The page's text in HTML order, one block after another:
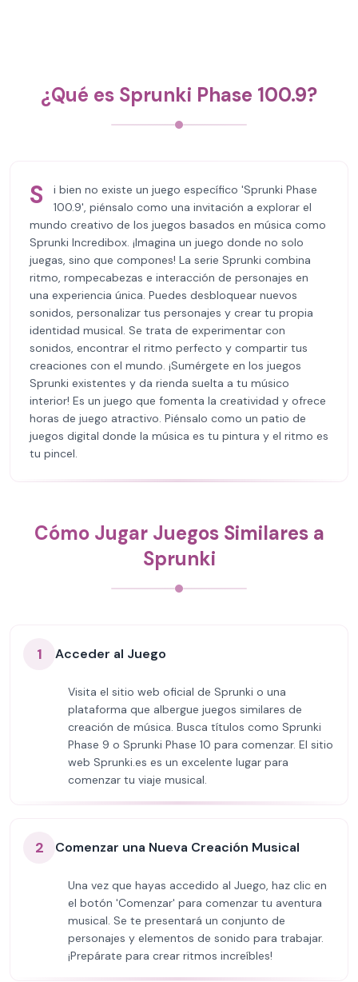
¿Qué es Sprunki Phase 100.9?
S
i bien no existe un juego específico 'Sprunki Phase
100.9', piénsalo como una invitación a explorar el
mundo creativo de los juegos basados en música como
Sprunki Incredibox. ¡Imagina un juego donde no solo
juegas, sino que compones! La serie Sprunki combina
ritmo, rompecabezas e interacción de personajes en
una experiencia única. Puedes desbloquear nuevos
sonidos, personalizar tus personajes y crear tu propia
identidad musical. Se trata de experimentar con
sonidos, encontrar el ritmo perfecto y compartir tus
creaciones con el mundo. ¡Sumérgete en los juegos
Sprunki existentes y da rienda suelta a tu músico
interior! Es un juego que fomenta la creatividad y ofrece
horas de juego atractivo. Piénsalo como un patio de
juegos digital donde la música es tu pintura y el ritmo es
tu pincel.
Cómo Jugar Juegos Similares a
Sprunki
1 Acceder al Juego
Visita el sitio web oficial de Sprunki o una
plataforma que albergue juegos similares de
creación de música. Busca títulos como Sprunki
Phase 9 o Sprunki Phase 10 para comenzar. El sitio
web Sprunki.es es un excelente lugar para
comenzar tu viaje musical.
2 Comenzar una Nueva Creación Musical
Una vez que hayas accedido al Juego, haz clic en
el botón 'Comenzar' para comenzar tu aventura
musical. Se te presentará un conjunto de
personajes y elementos de sonido para trabajar.
¡Prepárate para crear ritmos increíbles!